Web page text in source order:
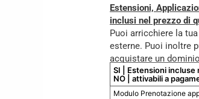
Estensioni,
inclusi nel prezzo di
Puoi arricchiere la
esterne. Puoi inoltre
acquistare un
SI | Estensioni
NO | attivabili a
Modulo Prenotazione